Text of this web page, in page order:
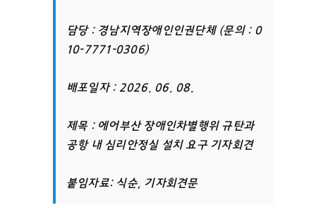
담당 : 경남지역장애인인권단체 (문의 : 0
10-7771-0306)
배포일자 : 2026. 06. 08.
제목 : 에어부산 장애인차별행위 규탄과
공항 내 심리안정실 설치 요구 기자회견
붙임자료: 식순, 기자회견문